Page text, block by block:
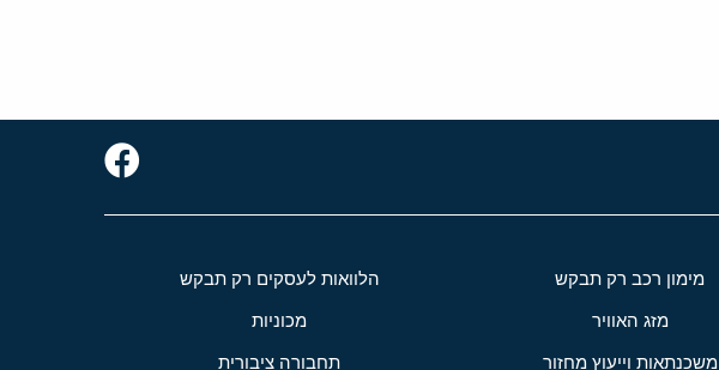
מימון רכב רק תבקש הלוואות לעסקים רק תבקש
מזג האוויר מכוניות
משכנתאות וייעוץ מחזור תחבורה ציבורית